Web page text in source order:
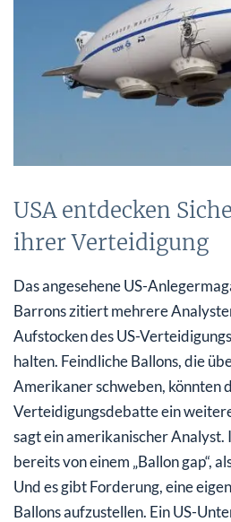
USA entdecken
ihrer Verteidigung
Das angesehene US-
Barrons zitiert mehrere
Aufstocken des US-
halten. Feindliche Ballons, die
Amerikaner schweben, könnten
Verteidigungsdebatte ein
sagt ein amerikanischer Analyst.
bereits von einem „Ballon gap“,
Und es gibt Forderung, eine
Ballons aufzustellen. Ein US-